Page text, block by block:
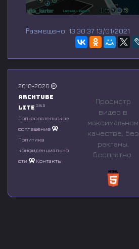
e
n
o
f
0
s
o
n
d
Размещено: 13:30:37 13/01/2021
2018-2026
Archtube
Lite 2.8.5
Пользовательское
соглашение
Политика
конфиденциально
сти
Контакты
Просмотр
видео в
максимальном
качестве, без
рeкламы,
бесплатно.